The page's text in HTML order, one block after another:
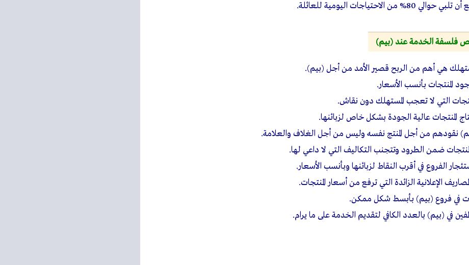
الاحتياجات اليومية للعائلة.
فلسفة الخدمة عند (بيم)
هي أهم من الربح قصير الأمد من أجل (بيم).
المنتجات بأنسب الأسعار.
التي لا تعجب المستهلك دون نقاش.
المنتجات عالية الجودة بشكل خاص لزبائنها.
نقودهم من أجل المنتج نفسه وليس من أجل الغلاف والعلامة.
ضمن الطرود وتتجنب التكاليف التي لا داعي لها.
الفروع في أقرب النقاط لزبائنها وبأنسب الأسعار.
الإعلانية الزائدة التي ترفع من أسعار المنتجات.
في فروع (بيم) بأبسط شكل ممكن.
في (بيم) بالعدد الكافي لتقديم الخدمة على ما يرام.